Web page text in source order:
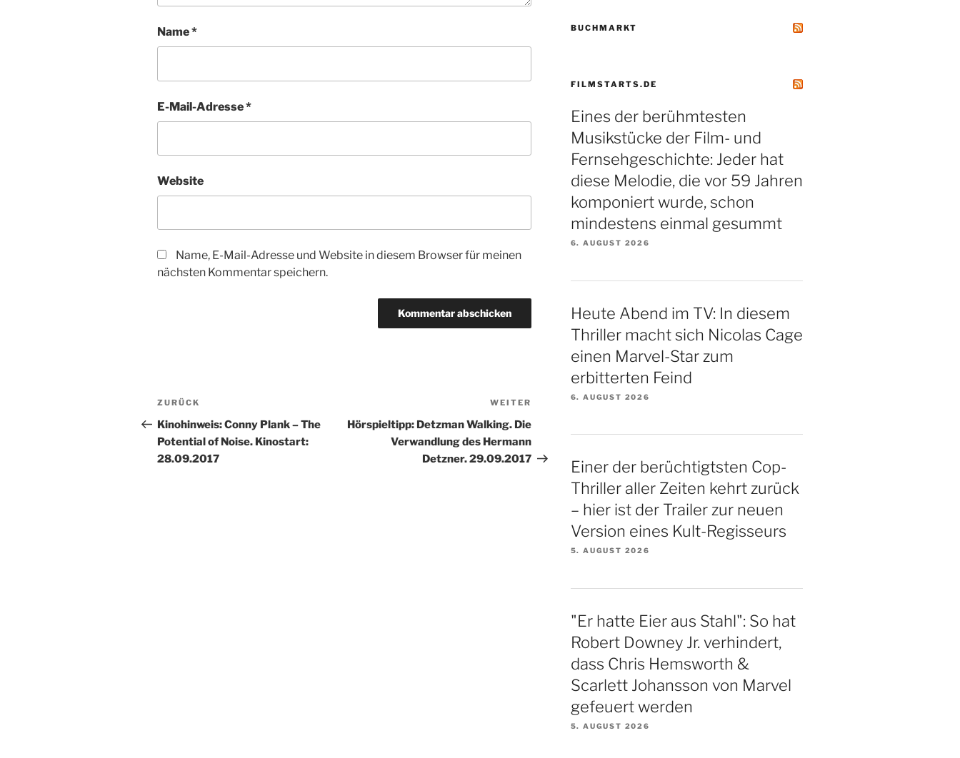
Name*
E-Mail-Adresse*
Website
Name, E-Mail-Adresse und Website in diesem Browser für meinen
nächsten Kommentar speichern.
Beitragsnavigation
Vorheriger
Beitrag
ZURÜCK
Kinohinweis: Conny Plank – The
Potential of Noise. Kinostart:
28.09.2017
Beitrag
WEITER
Hörspieltipp: Detzman Walking. Die
Verwandlung des Hermann
Detzner. 29.09.2017
BUCHMARKT
FILMSTARTS.DE
Eines der berühmtesten
Musikstücke der Film- und
Fernsehgeschichte: Jeder hat
diese Melodie, die vor 59 Jahren
komponiert wurde, schon
mindestens einmal gesummt
6. AUGUST 2026
Heute Abend im TV: In diesem
Thriller macht sich Nicolas Cage
einen Marvel-Star zum
erbitterten Feind
6. AUGUST 2026
Einer der berüchtigtsten Cop-
Thriller aller Zeiten kehrt zurück
– hier ist der Trailer zur neuen
Version eines Kult-Regisseurs
5. AUGUST 2026
"Er hatte Eier aus Stahl": So hat
Robert Downey Jr. verhindert,
dass Chris Hemsworth &
Scarlett Johansson von Marvel
gefeuert werden
5. AUGUST 2026